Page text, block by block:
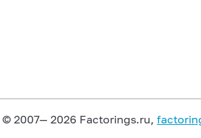
© 2007— 2026 Factorings.ru,